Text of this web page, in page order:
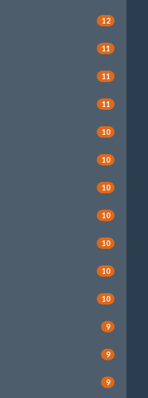
12
11
11
11
10
10
10
10
10
10
10
9
9
9